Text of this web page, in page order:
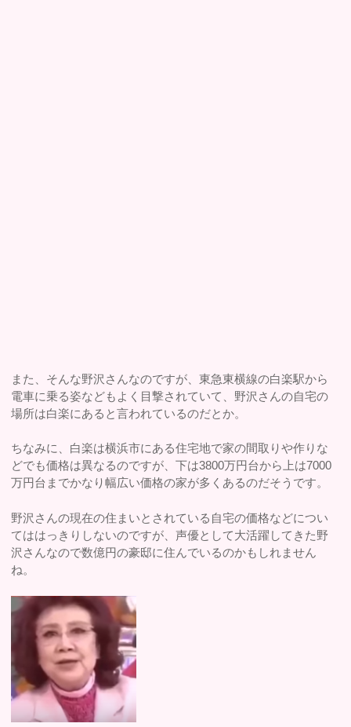
また、そんな野沢さんなのですが、東急東横線の白楽駅から
電車に乗る姿などもよく目撃されていて、野沢さんの自宅の
場所は白楽にあると言われているのだとか。
ちなみに、白楽は横浜市にある住宅地で家の間取りや作りな
どでも価格は異なるのですが、下は3800万円台から上は7000
万円台までかなり幅広い価格の家が多くあるのだそうです。
野沢さんの現在の住まいとされている自宅の価格などについ
てははっきりしないのですが、声優として大活躍してきた野
沢さんなので数億円の豪邸に住んでいるのかもしれません
ね。